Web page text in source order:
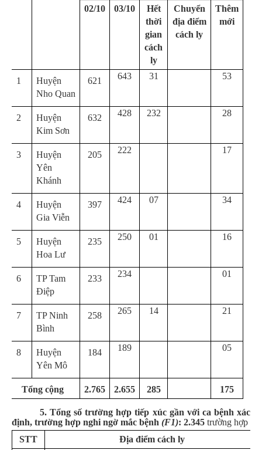
02/10 03/10
Hết
thời
gian
cách
ly
Chuyển
địa điểm
cách ly
Thêm
mới
1
Huyện
Nho Quan
621 643 31 53
2
Huyện
Kim Sơn
632 428 232 28
3
Huyện
Yên
Khánh
205 222 17
4
Huyện
Gia Viễn
397 424 07 34
5
Huyện
Hoa Lư
235 250 01 16
6
TP Tam
Điệp
233 234 01
7
TP Ninh
Bình
258 265 14 21
8
Huyện
Yên Mô
184 189 05
Tổng cộng 2.765 2.655 285 175
5. Tổng số trường hợp tiếp xúc gần với ca bệnh xác
định, trường hợp nghi ngờ mắc bệnh (F1): 2.345 trường hợp
STT
Địa điểm cách ly